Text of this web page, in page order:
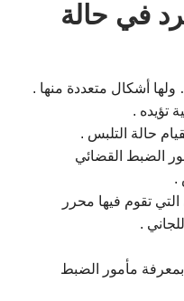
في حالة
ولها أشكال متعددة منها .
.
تقوم فيها محرر
.
بمعرفة مأمور الضبط